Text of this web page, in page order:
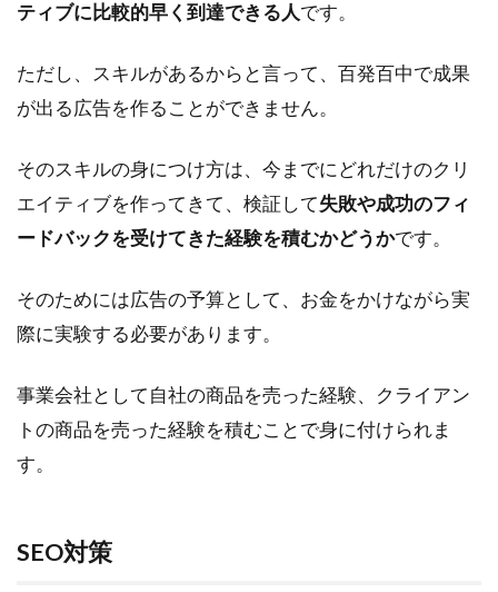
ティブに比較的早く到達できる人です。
ただし、スキルがあるからと言って、百発百中で成果
が出る広告を作ることができません。
そのスキルの身につけ方は、今までにどれだけのクリ
エイティブを作ってきて、検証して失敗や成功のフィ
ードバックを受けてきた経験を積むかどうかです。
そのためには広告の予算として、お金をかけながら実
際に実験する必要があります。
事業会社として自社の商品を売った経験、クライアン
トの商品を売った経験を積むことで身に付けられま
す。
SEO対策